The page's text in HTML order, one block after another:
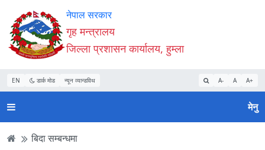
Accessibility
Mode
सुरु
गर्नुहोस्
सामाग्री
पढ्नुहाेस्
नेभिगेसन
पढ्नुहाेस्
वेबसाइट
खोजमा
जानुहोस्
नेपाल सरकार
गृह मन्त्रालय
जिल्ला प्रशासन कार्यालय, हुम्ला
EN डार्क मोड न्यून व्यान्डविथ A- A A+
मेनु
बिदा सम्बन्धमा